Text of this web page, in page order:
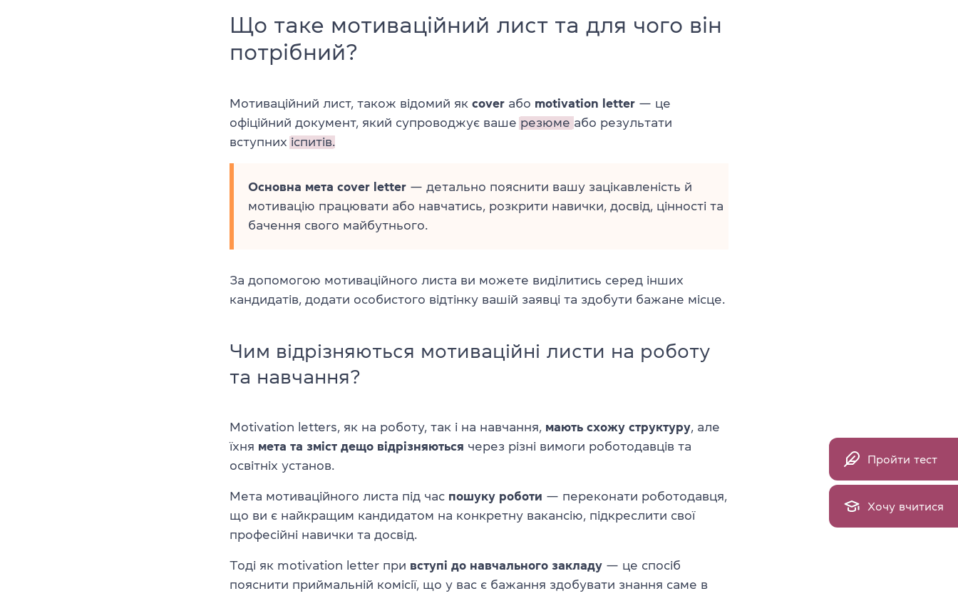
Що таке мотиваційний лист та для чого він
потрібний?
Мотиваційний лист, також відомий як cover або motivation letter — це
офіційний документ, який супроводжує ваше резюме або результати
вступних іспитів.
Основна мета cover letter — детально пояснити вашу зацікавленість й
мотивацію працювати або навчатись, розкрити навички, досвід, цінності та
бачення свого майбутнього.
За допомогою мотиваційного листа ви можете виділитись серед інших
кандидатів, додати особистого відтінку вашій заявці та здобути бажане місце.
Чим відрізняються мотиваційні листи на роботу
та навчання?
Motivation letters, як на роботу, так і на навчання, мають схожу структуру, але
їхня мета та зміст дещо відрізняються через різні вимоги роботодавців та
освітніх установ.
Мета мотиваційного листа під час пошуку роботи — переконати роботодавця,
що ви є найкращим кандидатом на конкретну вакансію, підкреслити свої
професійні навички та досвід.
Тоді як motivation letter при вступі до навчального закладу — це спосіб
пояснити приймальній комісії, що у вас є бажання здобувати знання саме в
Пройти тест
Хочу вчитися